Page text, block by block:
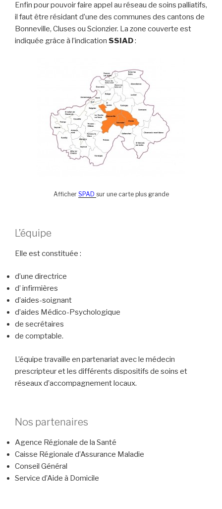
Enfin pour pouvoir faire appel au réseau de soins palliatifs,
il faut être résidant d’une des communes des cantons de
Bonneville, Cluses ou Scionzier. La zone couverte est
indiquée grâce à l’indication SSIAD:
Afficher SPAD sur une carte plus grande
L’équipe
Elle est constituée :
d’une directrice
d’ infirmières
d’aides-soignant
d’aides Médico-Psychologique
de secrétaires
de comptable.
L’équipe travaille en partenariat avec le médecin
prescripteur et les différents dispositifs de soins et
réseaux d’accompagnement locaux.
Nos partenaires
Agence Régionale de la Santé
Caisse Régionale d’Assurance Maladie
Conseil Général
Service d’Aide à Domicile